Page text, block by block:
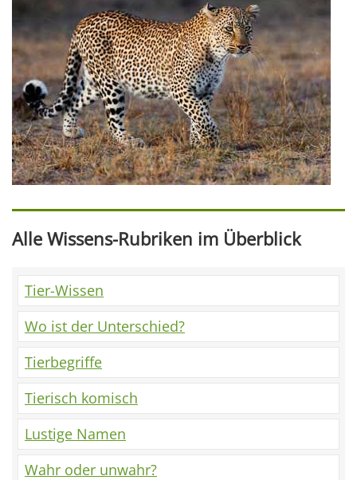
Alle Wissens-Rubriken im Überblick
Tier-Wissen
Wo ist der Unterschied?
Tierbegriffe
Tierisch komisch
Lustige Namen
Wahr oder unwahr?